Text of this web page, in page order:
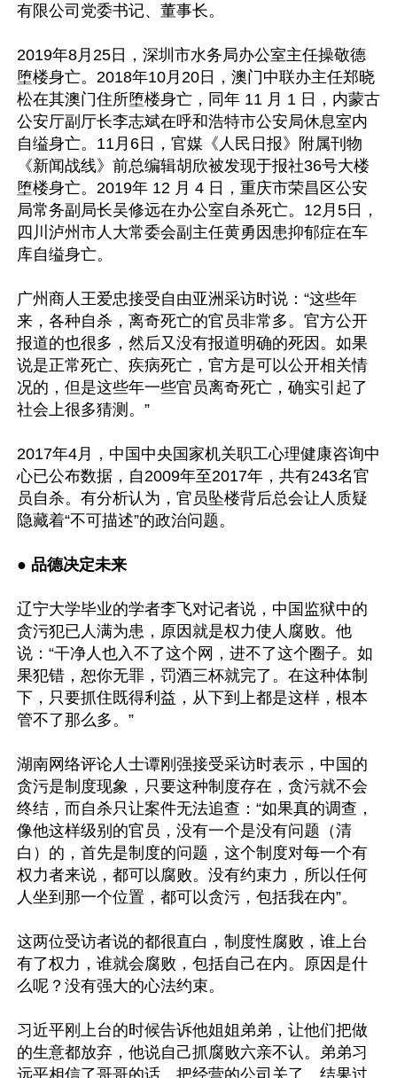
有限公司党委书记、董事长。
2019年8月25日，深圳市水务局办公室主任操敬德
堕楼身亡。2018年10月20日，澳门中联办主任郑晓
松在其澳门住所堕楼身亡，同年 11 月 1 日，内蒙古
公安厅副厅长李志斌在呼和浩特市公安局休息室内
自缢身亡。11月6日，官媒《人民日报》附属刊物
《新闻战线》前总编辑胡欣被发现于报社36号大楼
堕楼身亡。2019年 12 月 4 日，重庆市荣昌区公安
局常务副局长吴修远在办公室自杀死亡。12月5日，
四川泸州市人大常委会副主任黄勇因患抑郁症在车
库自缢身亡。
广州商人王爱忠接受自由亚洲采访时说：“这些年
来，各种自杀，离奇死亡的官员非常多。官方公开
报道的也很多，然后又没有报道明确的死因。如果
说是正常死亡、疾病死亡，官方是可以公开相关情
况的，但是这些年一些官员离奇死亡，确实引起了
社会上很多猜测。”
2017年4月，中国中央国家机关职工心理健康咨询中
心已公布数据，自2009年至2017年，共有243名官
员自杀。有分析认为，官员坠楼背后总会让人质疑
隐藏着“不可描述”的政治问题。
● 品德决定未来
辽宁大学毕业的学者李飞对记者说，中国监狱中的
贪污犯已人满为患，原因就是权力使人腐败。他
说：“干净人也入不了这个网，进不了这个圈子。如
果犯错，恕你无罪，罚酒三杯就完了。在这种体制
下，只要抓住既得利益，从下到上都是这样，根本
管不了那么多。”
湖南网络评论人士谭刚强接受采访时表示，中国的
贪污是制度现象，只要这种制度存在，贪污就不会
终结，而自杀只让案件无法追查：“如果真的调查，
像他这样级别的官员，没有一个是没有问题（清
白）的，首先是制度的问题，这个制度对每一个有
权力者来说，都可以腐败。没有约束力，所以任何
人坐到那一个位置，都可以贪污，包括我在内”。
这两位受访者说的都很直白，制度性腐败，谁上台
有了权力，谁就会腐败，包括自己在内。原因是什
么呢？没有强大的心法约束。
习近平刚上台的时候告诉他姐姐弟弟，让他们把做
的生意都放弃，他说自己抓腐败六亲不认。弟弟习
远平相信了哥哥的话，把经营的公司关了。结果过